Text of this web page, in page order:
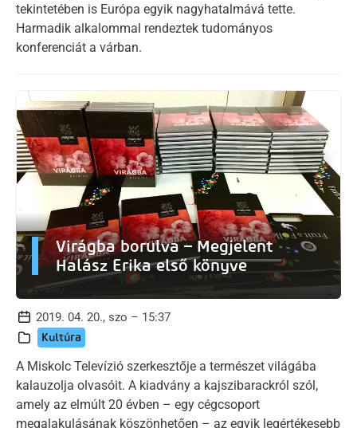
tekintetében is Európa egyik nagyhatalmává tette.
Harmadik alkalommal rendeztek tudományos
konferenciát a várban.
Virágba borulva – Megjelent
Halász Erika első könyve
2019. 04. 20., szo – 15:37
Kultúra
A Miskolc Televízió szerkesztője a természet világába
kalauzolja olvasóit. A kiadvány a kajszibarackról szól,
amely az elmúlt 20 évben – egy cégcsoport
megalakulásának köszönhetően – az egyik legértékesebb